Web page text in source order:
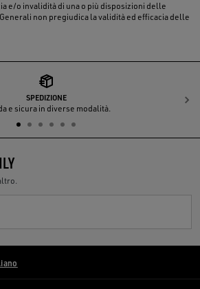
e/o invalidità di una o più disposizioni delle
non pregiudica la validità ed efficacia delle
SPEDIZIONE
e sicura in diverse modalità.